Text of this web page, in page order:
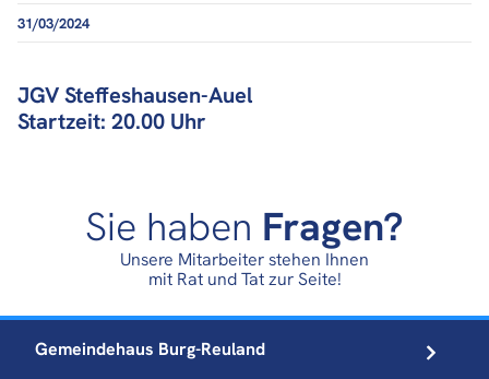
31/03/2024
JGV Steffeshausen-Auel
Startzeit: 20.00 Uhr
Sie haben Fragen?
Unsere Mitarbeiter stehen Ihnen
mit Rat und Tat zur Seite!
Gemeindehaus Burg-Reuland